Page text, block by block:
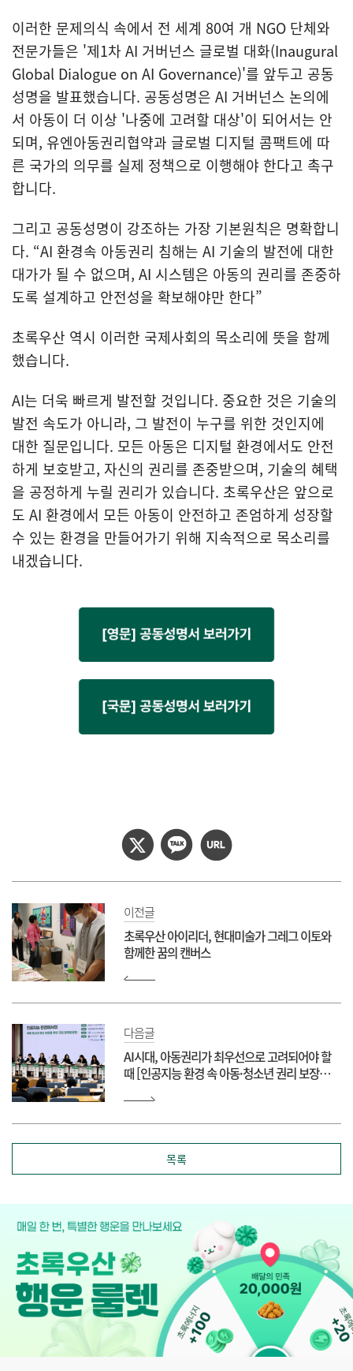
열기
이러한 문제의식 속에서 전 세계 80여 개 NGO 단체와
전문가들은 '제1차 AI 거버넌스 글로벌 대화(Inaugural
Global Dialogue on AI Governance)'를 앞두고 공동
성명을 발표했습니다. 공동성명은 AI 거버넌스 논의에
서 아동이 더 이상 '나중에 고려할 대상'이 되어서는 안
되며, 유엔아동권리협약과 글로벌 디지털 콤팩트에 따
른 국가의 의무를 실제 정책으로 이행해야 한다고 촉구
합니다.
그리고 공동성명이 강조하는 가장 기본원칙은 명확합니
다. “AI 환경속 아동권리 침해는 AI 기술의 발전에 대한
대가가 될 수 없으며, AI 시스템은 아동의 권리를 존중하
도록 설계하고 안전성을 확보해야만 한다”
초록우산 역시 이러한 국제사회의 목소리에 뜻을 함께
했습니다.
AI는 더욱 빠르게 발전할 것입니다. 중요한 것은 기술의
발전 속도가 아니라, 그 발전이 누구를 위한 것인지에
대한 질문입니다. 모든 아동은 디지털 환경에서도 안전
하게 보호받고, 자신의 권리를 존중받으며, 기술의 혜택
을 공정하게 누릴 권리가 있습니다. 초록우산은 앞으로
도 AI 환경에서 모든 아동이 안전하고 존엄하게 성장할
수 있는 환경을 만들어가기 위해 지속적으로 목소리를
내겠습니다.
이전글
초록우산 아이리더, 현대미술가 그레그 이토와
함께한 꿈의 캔버스
다음글
AI시대, 아동권리가 최우선으로 고려되어야 할
때 [인공지능 환경 속 아동·청소년 권리 보장을
목록